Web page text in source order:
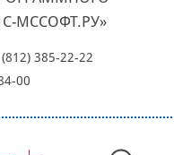
МССОФТ.РУ»
(812) 385-22-22
00